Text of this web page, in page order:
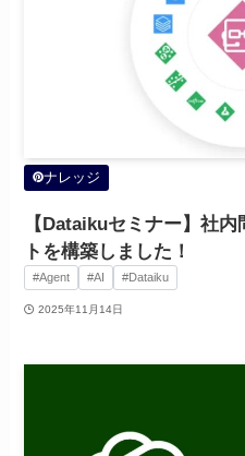
ナレッジ
【Dataikuセミナー】社
トを構築しました！
#Agent #AI #Dataiku
2025年11月14日